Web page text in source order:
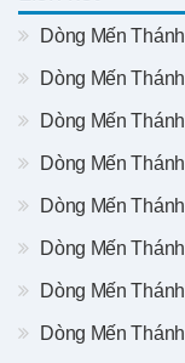
Dòng Mến
Dòng Mến
Dòng Mến
Dòng Mến
Dòng Mến
Dòng Mến
Dòng Mến
Dòng Mến